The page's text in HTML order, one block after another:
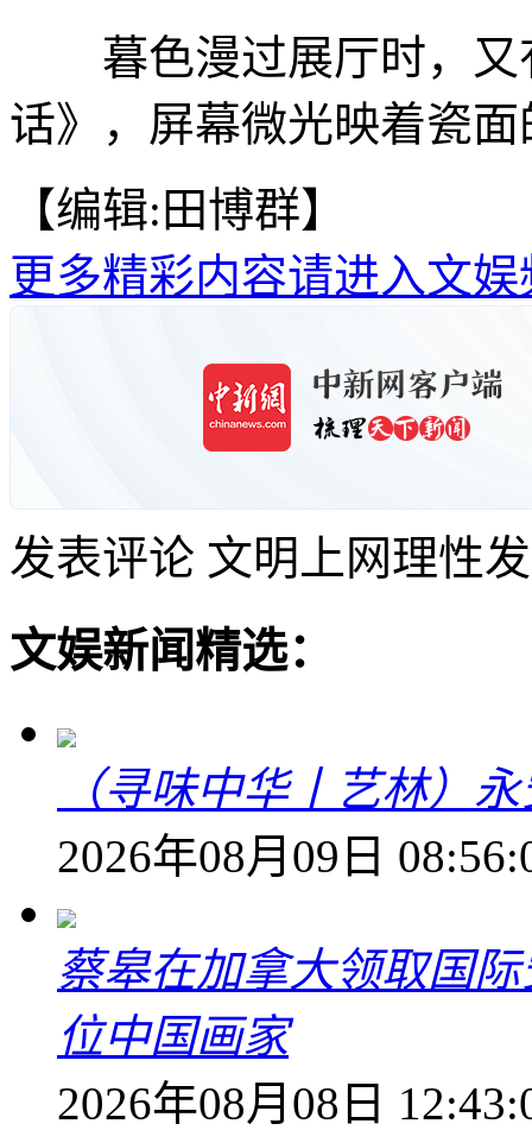
暮色漫过展厅时，又
话》，屏幕微光映着瓷
【编辑:田博群】
更多精彩内容请进入文娱
发表评论 文明上网理性
文娱新闻精选：
（寻味中华丨艺林）
2026年08月09日
蔡皋在加拿大领取国
位中国画家
2026年08月08日